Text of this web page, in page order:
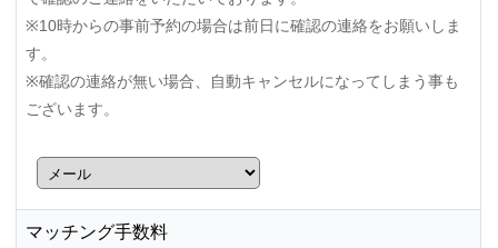
※10時からの事前予約の場合は前日に確認の連絡をお願いしま
す。
※確認の連絡が無い場合、自動キャンセルになってしまう事も
ございます。
マッチング手数料